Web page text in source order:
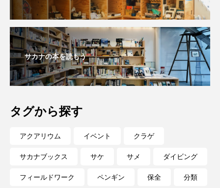
水槽 水生昆虫 水生生物 汽水域
河川 沼津港深海水族館 法律 海
海きらら 海水魚 海洋 海洋環境
海獣 海綿動物 海藻 海遊館
サカナの本を読もう
タグから探す
アクアリウム イベント クラゲ
サカナブックス サケ サメ ダイビング
フィールドワーク ペンギン 保全 分類